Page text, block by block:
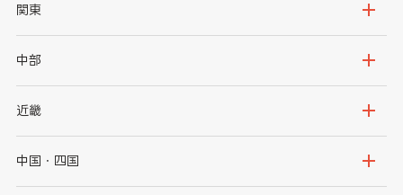
北海道
岩手県
秋田県
関東
茨城県
群馬県
千葉県
中部
新潟県
石川県
近畿
大阪府
中国・四国